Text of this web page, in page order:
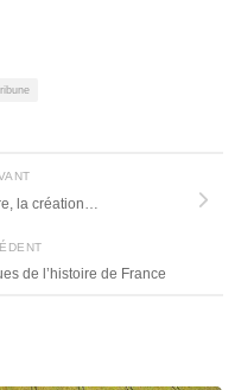
la création…
de l’histoire de France